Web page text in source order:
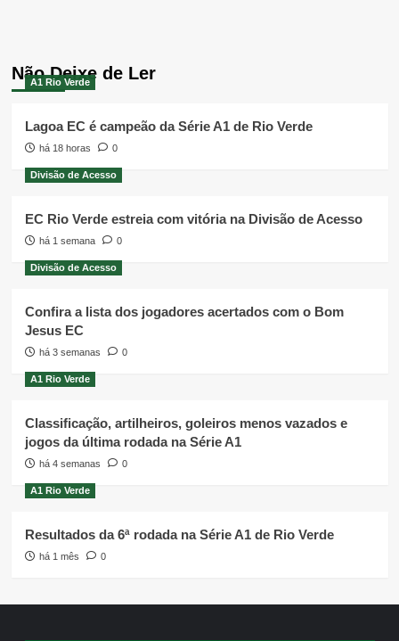
Não Deixe de Ler
A1 Rio Verde
Lagoa EC é campeão da Série A1 de Rio Verde
há 18 horas 0
Divisão de Acesso
EC Rio Verde estreia com vitória na Divisão de Acesso
há 1 semana 0
Divisão de Acesso
Confira a lista dos jogadores acertados com o Bom
Jesus EC
há 3 semanas 0
A1 Rio Verde
Classificação, artilheiros, goleiros menos vazados e
jogos da última rodada na Série A1
há 4 semanas 0
A1 Rio Verde
Resultados da 6ª rodada na Série A1 de Rio Verde
há 1 mês 0